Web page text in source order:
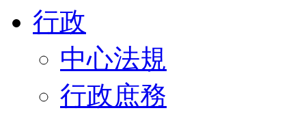
行政
中心法規
行政庶務